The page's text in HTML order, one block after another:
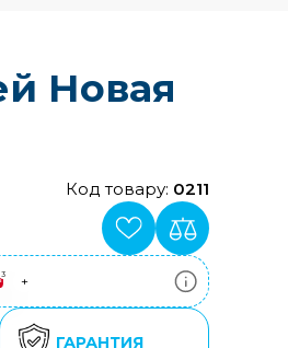
Новая
Код товару: 0211
3 +
кредит 0.01%
ГАРАНТИЯ